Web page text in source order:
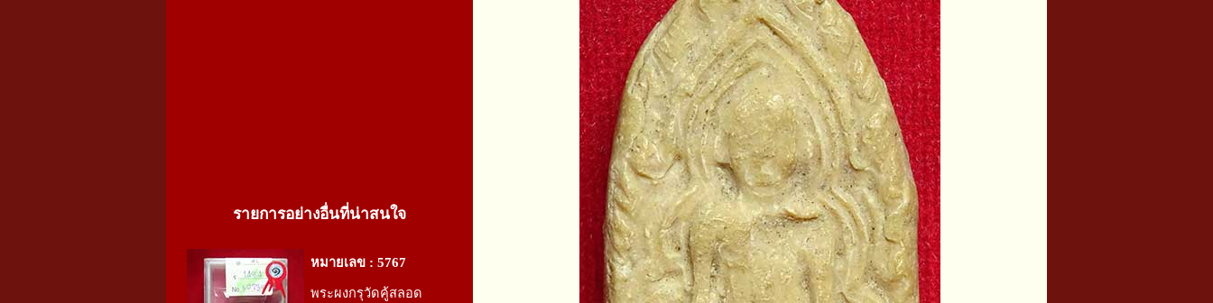
รายการอย่างอื่นที่น่าสนใจ
หมายเลข : 5767
พระผงกรุวัดคู้สลอด